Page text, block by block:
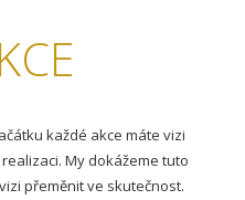
každé akce máte vizi
My dokážeme tuto
přeměnit ve skutečnost.